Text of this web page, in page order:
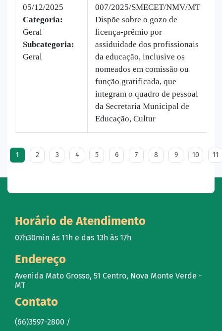
05/12/2025
Categoria:
Geral
Subcategoria:
Geral
007/2025/SMECET/NMV/MT
Dispõe sobre o gozo de
licença-prêmio por
assiduidade dos profissionais
da educação, inclusive os
nomeados em comissão ou
função gratificada, que
integram o quadro de pessoal
da Secretaria Municipal de
Educação, Cultur
1 2 3 4 5 6 7 8 9 10 11
Horário de Atendimento
07h30min às 11h e das 13h às 17h
Endereço
Avenida Mato Grosso, 51 Centro, Nova Monte Verde -
MT
Contato
(66)3597-2800 /